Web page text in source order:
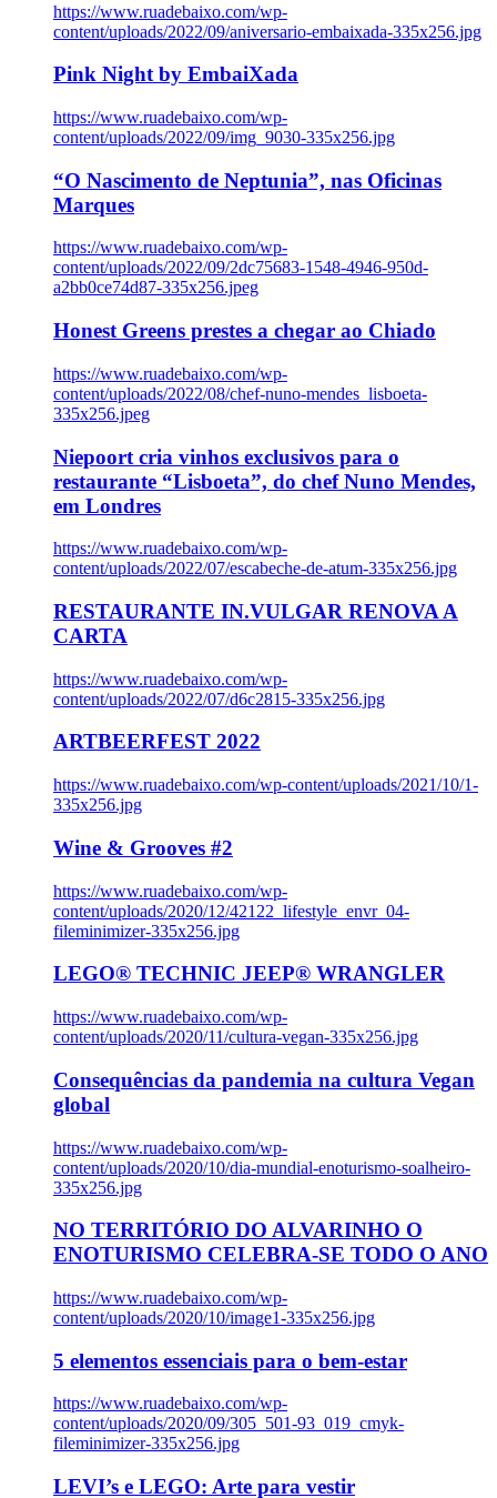
https://www.ruadebaixo.com/wp-
content/uploads/2022/09/aniversario-embaixada-335x256.jpg
Pink Night by EmbaiXada
https://www.ruadebaixo.com/wp-
content/uploads/2022/09/img_9030-335x256.jpg
“O Nascimento de Neptunia”, nas Oficinas
Marques
https://www.ruadebaixo.com/wp-
content/uploads/2022/09/2dc75683-1548-4946-950d-
a2bb0ce74d87-335x256.jpeg
Honest Greens prestes a chegar ao Chiado
https://www.ruadebaixo.com/wp-
content/uploads/2022/08/chef-nuno-mendes_lisboeta-
335x256.jpeg
Niepoort cria vinhos exclusivos para o
restaurante “Lisboeta”, do chef Nuno Mendes,
em Londres
https://www.ruadebaixo.com/wp-
content/uploads/2022/07/escabeche-de-atum-335x256.jpg
RESTAURANTE IN.VULGAR RENOVA A
CARTA
https://www.ruadebaixo.com/wp-
content/uploads/2022/07/d6c2815-335x256.jpg
ARTBEERFEST 2022
https://www.ruadebaixo.com/wp-content/uploads/2021/10/1-
335x256.jpg
Wine & Grooves #2
https://www.ruadebaixo.com/wp-
content/uploads/2020/12/42122_lifestyle_envr_04-
fileminimizer-335x256.jpg
LEGO® TECHNIC JEEP® WRANGLER
https://www.ruadebaixo.com/wp-
content/uploads/2020/11/cultura-vegan-335x256.jpg
Consequências da pandemia na cultura Vegan
global
https://www.ruadebaixo.com/wp-
content/uploads/2020/10/dia-mundial-enoturismo-soalheiro-
335x256.jpg
NO TERRITÓRIO DO ALVARINHO O
ENOTURISMO CELEBRA-SE TODO O ANO
https://www.ruadebaixo.com/wp-
content/uploads/2020/10/image1-335x256.jpg
5 elementos essenciais para o bem-estar
https://www.ruadebaixo.com/wp-
content/uploads/2020/09/305_501-93_019_cmyk-
fileminimizer-335x256.jpg
LEVI’s e LEGO: Arte para vestir